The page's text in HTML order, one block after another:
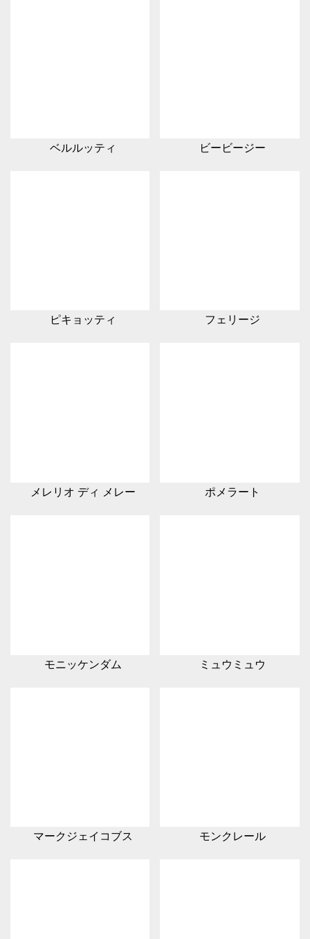
ベルルッティ ビービージー
ピキョッティ フェリージ
メレリオ ディ メレー ポメラート
モニッケンダム ミュウミュウ
マークジェイコブス モンクレール